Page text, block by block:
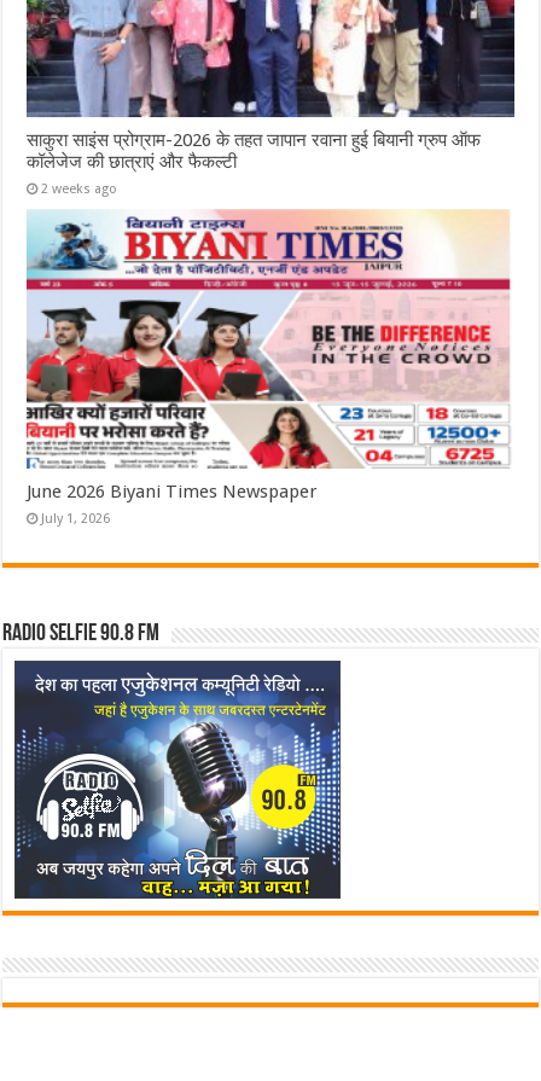
साकुरा साइंस प्रोग्राम-2026 के तहत जापान रवाना हुई बियानी ग्रुप ऑफ
कॉलेजेज की छात्राएं और फैकल्टी
2 weeks ago
June 2026 Biyani Times Newspaper
July 1, 2026
Radio Selfie 90.8 FM